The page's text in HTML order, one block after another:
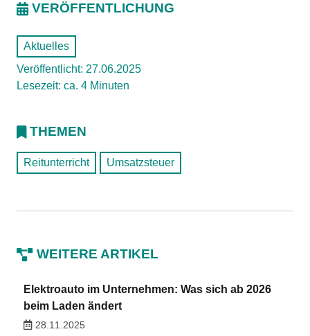
VERÖFFENTLICHUNG
Aktuelles
Veröffentlicht: 27.06.2025
Lesezeit: ca. 4 Minuten
THEMEN
Reitunterricht Umsatzsteuer
WEITERE ARTIKEL
Elektroauto im Unternehmen: Was sich ab 2026
beim Laden ändert
28.11.2025